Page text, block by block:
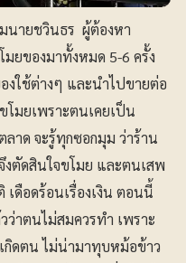
นายชวินธร ผู้ต้องหา
มยของมาทั้งหมด 5-6 ครั้ง
งใช้ต่างๆ และนำไปขายต่อ
มยเพราะตนเคยเป็น
ลาด จะรู้ทุกซอกมุม ว่าร้าน
งตัดสินใจขโมย และตนเสพ
เดือดร้อนเรื่องเงิน ตอนนี้
าตนไม่สมควรทำ เพราะ
กิดตน ไม่น่ามาทุบหม้อข้าว